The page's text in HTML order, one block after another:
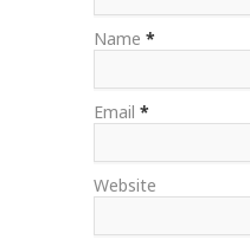
Name *
Email *
Website